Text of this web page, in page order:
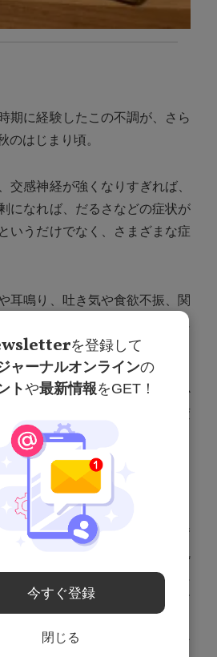
期に経験したこの不調が、さら
のはじまり頃。
感神経が強くなりすぎれば、
になれば、だるさなどの症状が
いうだけでなく、さまざまな症
耳鳴り、吐き気や食欲不振、関
くなり、鬱々とするという心に
なります。そうするとなんとか
すい季節は速く急激な気圧の変
則正しい生活をすることが一番
を心がけましょう。血糖値の乱
は甘いものは摂らないように
う。そしてアルコールの取りす
控えるなどの工夫も必要です。
もあるので、以下にセルフケア
を登録して
ャーナルオンラインの
トや最新情報をGET！
今すぐ登録
閉じる